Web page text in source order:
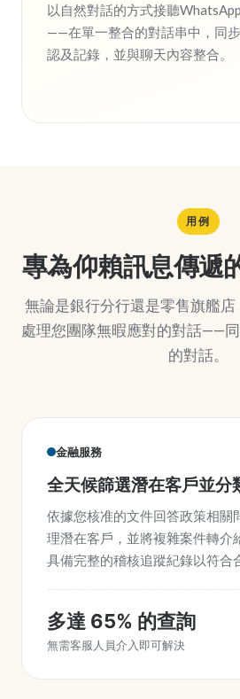
以自然對話的方式接聽
——在單一整合的對話串中，同
認及記錄，並與聊天內容整合。
用例
專為仰賴訊息傳遞
無論是銀行分行還是零售旗艦店
處理您團隊無暇應對的對話——
的對話。
金融服務
全天候篩選潛在客戶並分
依據您核准的文件回答政策相關
理潛在客戶，並將複雜案件轉
具備完整的稽核追蹤紀錄以符合
多達 65% 的查詢
無需客服人員介入即可解決